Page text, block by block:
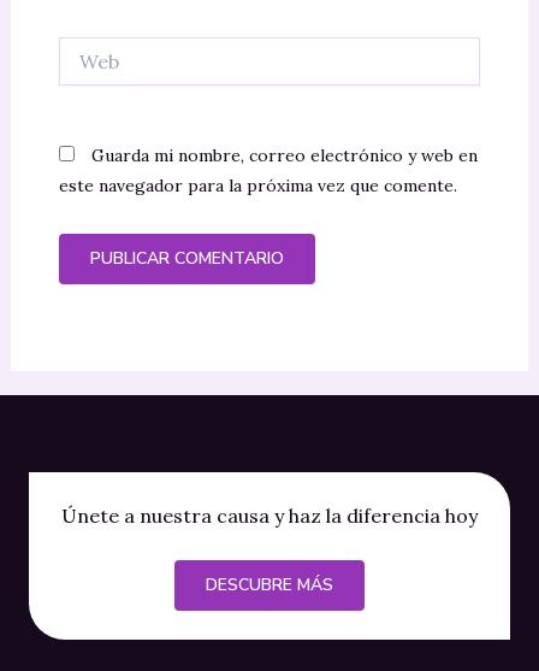
Guarda mi nombre, correo electrónico y web en
este navegador para la próxima vez que comente.
Únete a nuestra causa y haz la diferencia hoy
DESCUBRE MÁS